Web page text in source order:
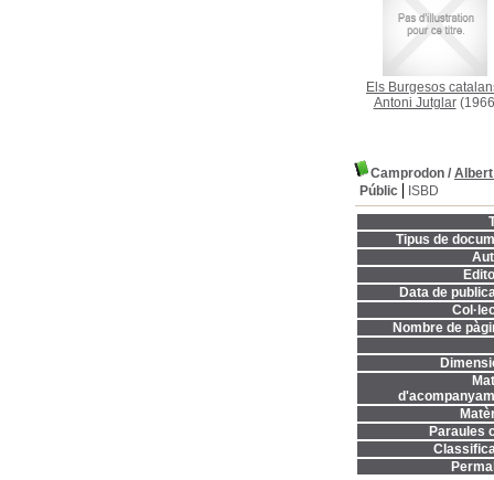
Els Burgesos
Antoni Jutglar
Camprodon /
Públic
ISBD
Tipus de
Data de
Nombre de
Paraules